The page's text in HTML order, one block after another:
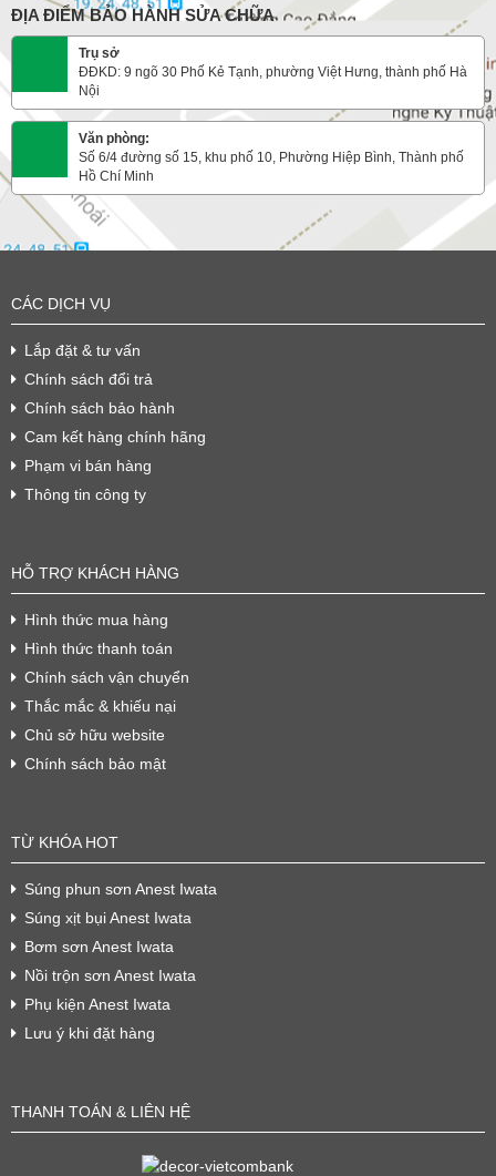
ĐỊA ĐIỂM BẢO HÀNH SỬA CHỮA
Trụ sở
ĐĐKD: 9 ngõ 30 Phố Kẻ Tạnh, phường Việt Hưng, thành phố Hà
Nội
Văn phòng:
Số 6/4 đường số 15, khu phố 10, Phường Hiệp Bình, Thành phố
Hồ Chí Minh
CÁC DỊCH VỤ
Lắp đặt & tư vấn
Chính sách đổi trả
Chính sách bảo hành
Cam kết hàng chính hãng
Phạm vi bán hàng
Thông tin công ty
HỖ TRỢ KHÁCH HÀNG
Hình thức mua hàng
Hình thức thanh toán
Chính sách vận chuyển
Thắc mắc & khiếu nại
Chủ sở hữu website
Chính sách bảo mật
TỪ KHÓA HOT
Súng phun sơn Anest Iwata
Súng xịt bụi Anest Iwata
Bơm sơn Anest Iwata
Nồi trộn sơn Anest Iwata
Phụ kiện Anest Iwata
Lưu ý khi đặt hàng
THANH TOÁN & LIÊN HỆ